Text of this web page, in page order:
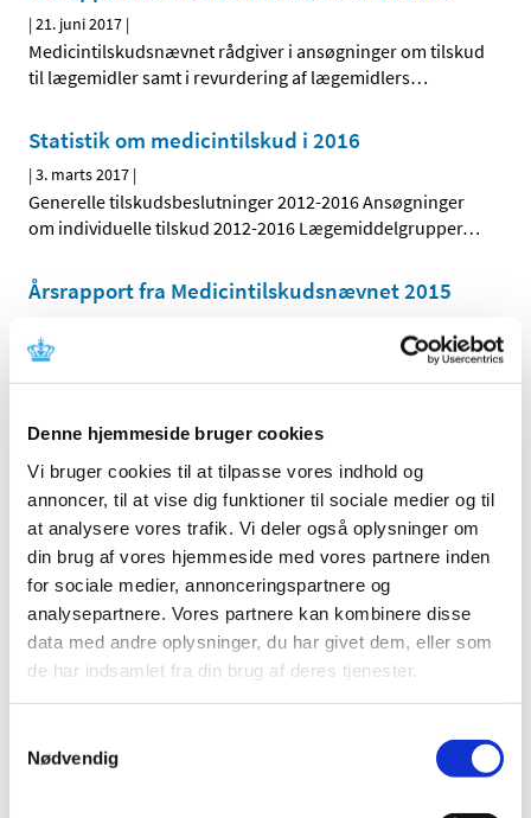
Denne hjemmeside bruger cookies
Vi bruger cookies til at tilpasse vores indhold og
annoncer, til at vise dig funktioner til sociale medier og til
at analysere vores trafik. Vi deler også oplysninger om
din brug af vores hjemmeside med vores partnere inden
for sociale medier, annonceringspartnere og
analysepartnere. Vores partnere kan kombinere disse
data med andre oplysninger, du har givet dem, eller som
de har indsamlet fra din brug af deres tjenester.
Nødvendig
|21. juni 2017 |
Medicintilskudsnævnet rådgiver i ansøgninger om tilskud
til lægemidler samt i revurdering af lægemidlers…
Statistik om medicintilskud i 2016
|3. marts 2017 |
Generelle tilskudsbeslutninger 2012-2016 Ansøgninger
om individuelle tilskud 2012-2016 Lægemiddelgrupper…
Årsrapport fra Medicintilskudsnævnet 2015
Medicintilskudsnævnet rådgiver i ansøgninger om tilskud
til lægemidler samt i revurdering af lægemidlers…
Statistik om medicintilskud i 2015
|9. maj 2016|
Udvalgt statistik over medicintilskud i 2015: antal
ansøgninger, bevillinger og sagsbehandlingstider m.m.
Årsrapport fra Medicintilskudsnævnet 2014
|26. marts 2015|
Medicintilskudsnævnet rådgiver i ansøgninger om tilskud
til lægemidler samt i revurdering af lægemidlers …
lægemidler